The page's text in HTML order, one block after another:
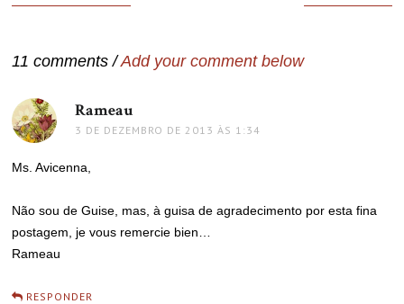
de
11 comments /Add your comment below
Rameau
3 DE DEZEMBRO DE 2013 ÀS 1:34
Ms. Avicenna,
Não sou de Guise, mas, à guisa de agradecimento por esta fina
postagem, je vous remercie bien…
Rameau
RESPONDER